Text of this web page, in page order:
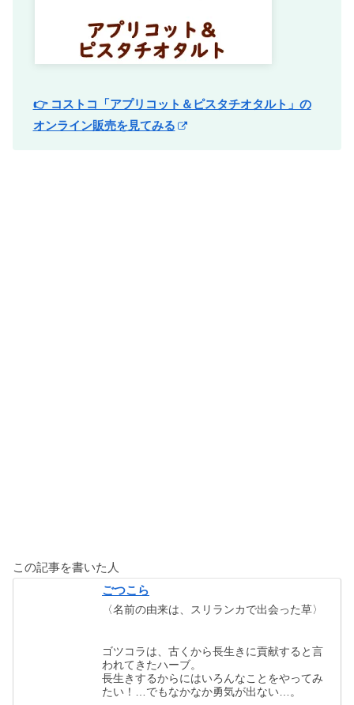
👉 コストコ「アプリコット＆ピスタチオタルト」の
オンライン販売を見てみる
この記事を書いた人
ごつこら
〈名前の由来は、スリランカで出会った草〉
ゴツコラは、古くから長生きに貢献すると言
われてきたハーブ。
長生きするからにはいろんなことをやってみ
たい！…でもなかなか勇気が出ない…。